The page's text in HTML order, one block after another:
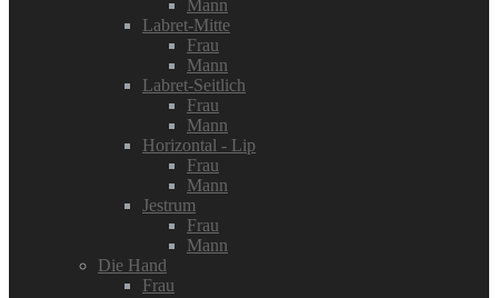
Mann
Labret-Mitte
Frau
Mann
Labret-Seitlich
Frau
Mann
Horizontal - Lip
Frau
Mann
Jestrum
Frau
Mann
Die Hand
Frau